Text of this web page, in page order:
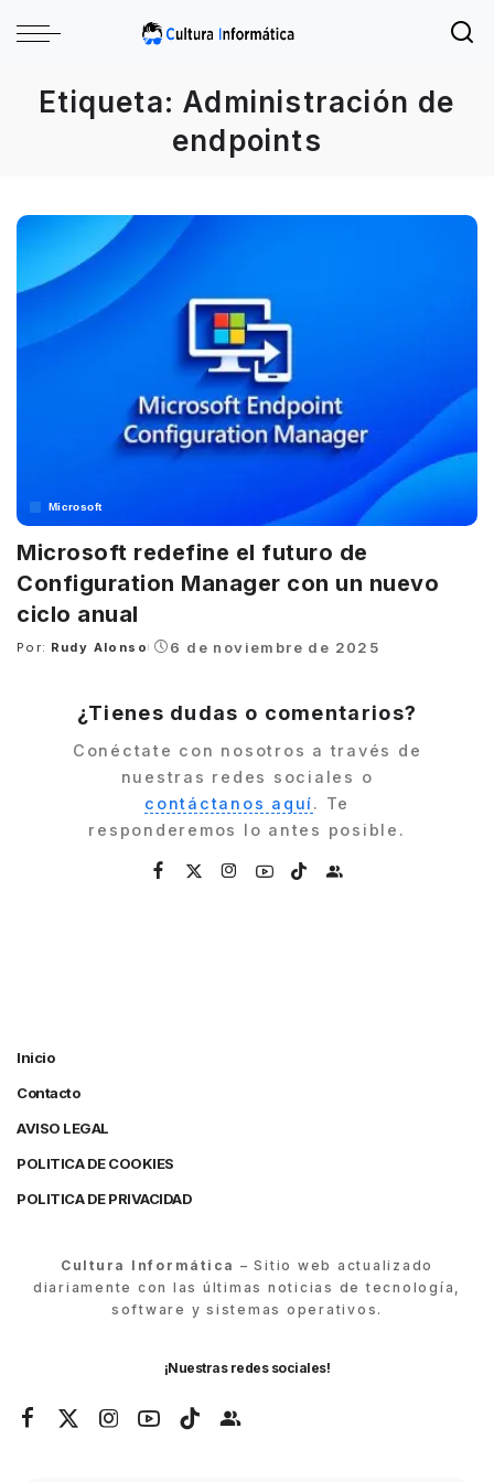
Etiqueta:Administración de
endpoints
Microsoft
Microsoft redefine el futuro de
Configuration Manager con un nuevo
ciclo anual
Posted
Por: Rudy Alonso 6 de noviembre de 2025
¿Tienes dudas o comentarios?
Conéctate con nosotros a través de
nuestras redes sociales o
contáctanos aquí. Te
responderemos lo antes posible.
Inicio
Contacto
AVISO LEGAL
POLITICA DE COOKIES
POLITICA DE PRIVACIDAD
Cultura Informática – Sitio web actualizado
diariamente con las últimas noticias de tecnología,
software y sistemas operativos.
¡Nuestras redes sociales!